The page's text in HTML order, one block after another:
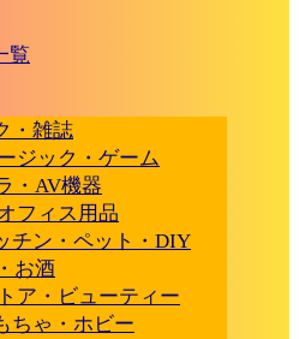
覧
・雑誌
ジック・ゲーム
・AV機器
フィス用品
チン・ペット・DIY
お酒
ア・ビューティー
ちゃ・ホビー